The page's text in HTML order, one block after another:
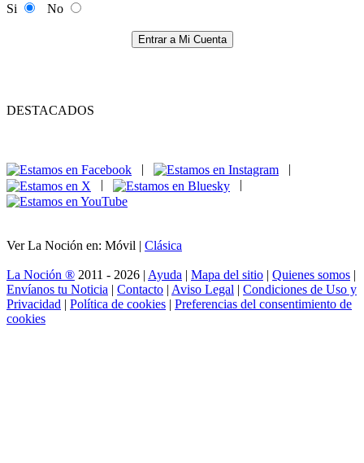
Si
No
Entrar a Mi Cuenta
DESTACADOS
|
|
|
|
Ver La Noción en: Móvil | Clásica
La Noción ® 2011 - 2026 | Ayuda | Mapa del sitio | Quienes somos |
Envíanos tu Noticia | Contacto | Aviso Legal | Condiciones de Uso y
Privacidad | Política de cookies | Preferencias del consentimiento de
cookies